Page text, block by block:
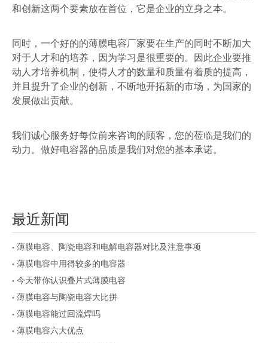
和创新这两个要素放在首位，它是企业的立身之本。
同时，一个好的的薄膜电容厂家要在生产的同时不断加大
对于人才和的培养，因为学习是很重要的。因此企业要推
动人才培养机制，使得人才的数量和质量有着质的提高，
并且提升了企业的创新，不断地开拓新的市场，为国家的
发展做出贡献。
我们诚心服务好每位前来咨询的顾客，您的莅临是我们的
动力。做好电容器的品质是我们对您的基本承诺。
最近新闻
薄膜电容、陶瓷电容和电解电容器对比及注意事项
薄膜电容中用得较多的电容器
今天带你认识叠片式薄膜电容
薄膜电容与陶瓷电容大比拼
薄膜电容能过回流焊吗
薄膜电容六大优点